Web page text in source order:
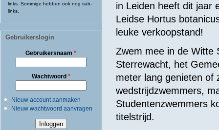
links. Sommige hebben ook nog sub-
links.
Gebruikerslogin
Gebruikersnaam*
Wachtwoord *
Nieuw account aanmaken
Nieuw wachtwoord aanvragen
in Leiden heeft dit jaar
Leidse Hortus
leuke verkoopstand!
Zwem mee in de Witte
Sterrewacht, het
meter lang genieten of
wedstrijdzwemmers,
Studentenzwemmers
titelstrijd.